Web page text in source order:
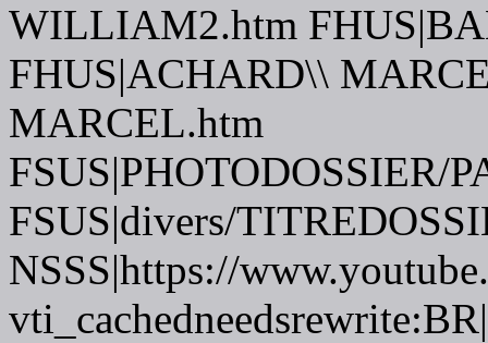
WILLIAM2.htm
FHUS|ACHARD\\
MARCEL.htm
FSUS|PHOTODOSSIER/
FSUS|divers/
NSSS|https://